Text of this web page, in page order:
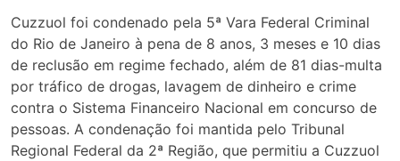
Cuzzuol foi condenado pela 5ª Vara Federal Criminal
do Rio de Janeiro à pena de 8 anos, 3 meses e 10 dias
de reclusão em regime fechado, além de 81 dias-multa
por tráfico de drogas, lavagem de dinheiro e crime
contra o Sistema Financeiro Nacional em concurso de
pessoas. A condenação foi mantida pelo Tribunal
Regional Federal da 2ª Região, que permitiu a Cuzzuol